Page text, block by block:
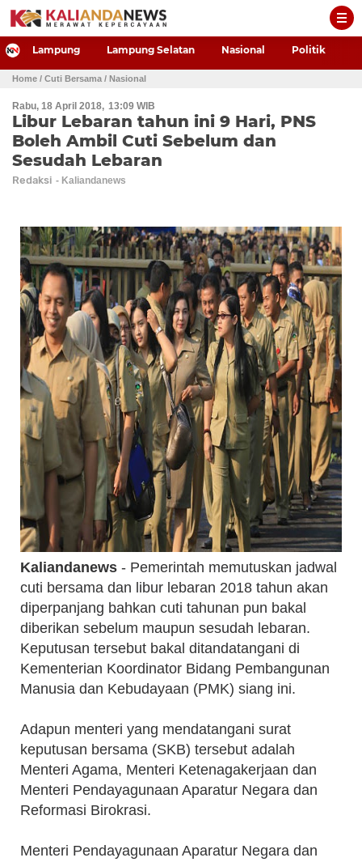
-->
Lampung Lampung Selatan Nasional Politik
Home / Cuti Bersama / Nasional
Rabu, 18 April 2018 13:09 WIB
Libur Lebaran tahun ini 9 Hari, PNS
Boleh Ambil Cuti Sebelum dan
Sesudah Lebaran
Redaksi
Kaliandanews - Pemerintah memutuskan jadwal
cuti bersama dan libur lebaran 2018 tahun akan
diperpanjang bahkan cuti tahunan pun bakal
diberikan sebelum maupun sesudah lebaran.
Keputusan tersebut bakal ditandatangani di
Kementerian Koordinator Bidang Pembangunan
Manusia dan Kebudayaan (PMK) siang ini.
Adapun menteri yang mendatangani surat
keputusan bersama (SKB) tersebut adalah
Menteri Agama, Menteri Ketenagakerjaan dan
Menteri Pendayagunaan Aparatur Negara dan
Reformasi Birokrasi.
Menteri Pendayagunaan Aparatur Negara dan